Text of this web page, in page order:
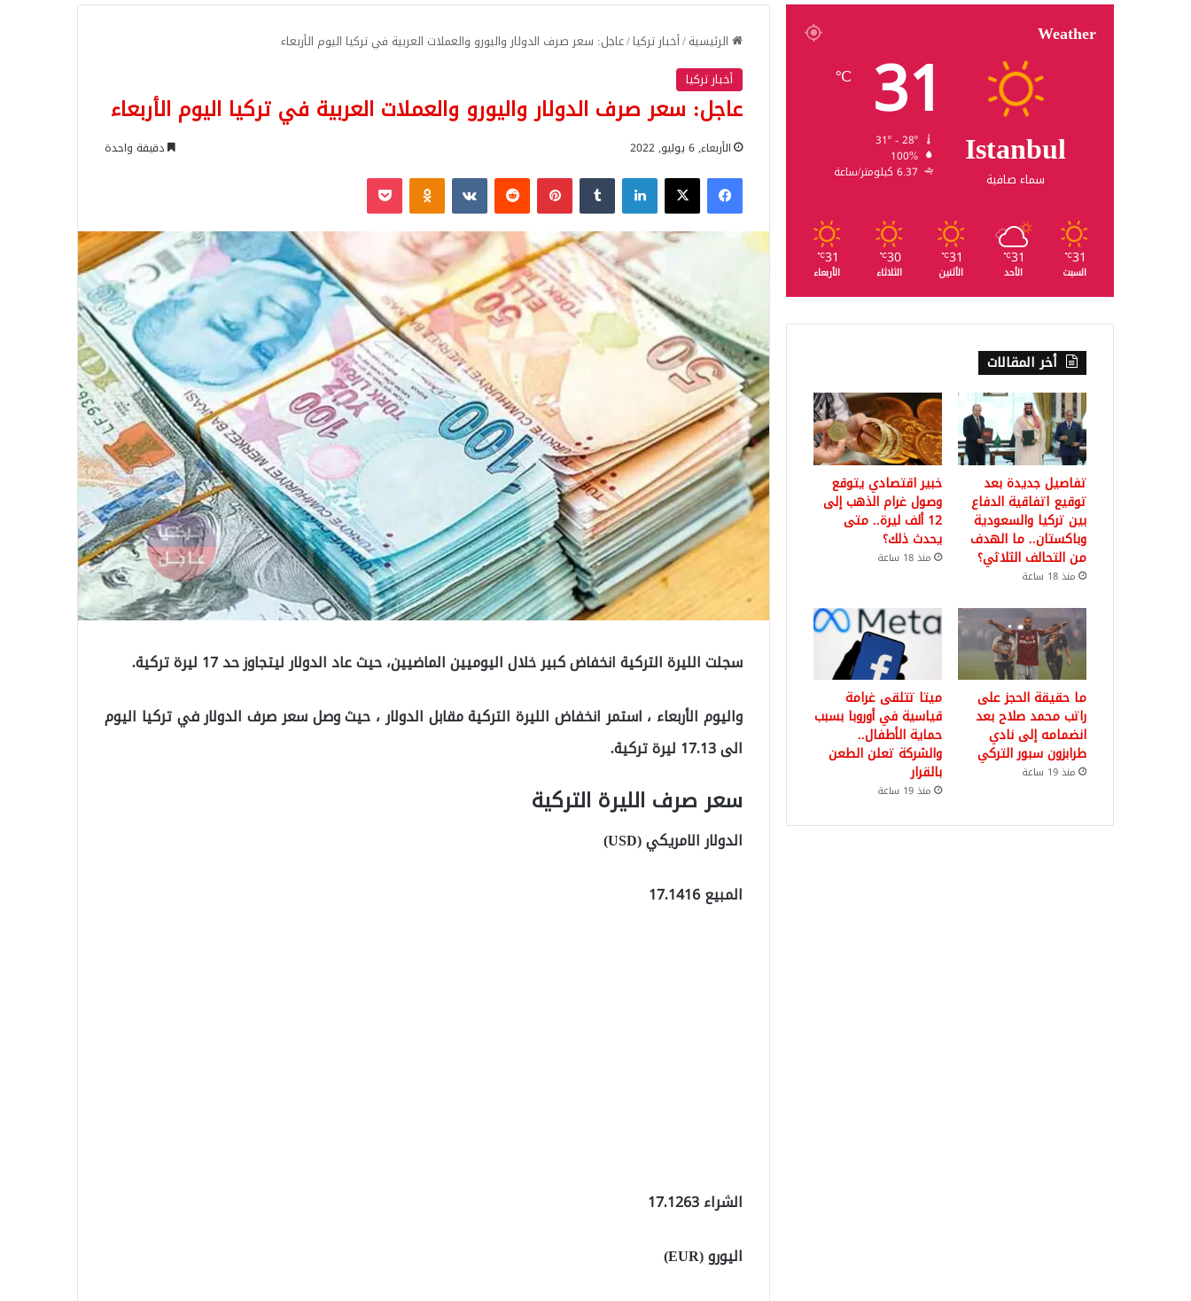
الرئيسية/أخبار تركيا/عاجل: سعر صرف الدولار واليورو والعملات العربية في تركيا اليوم الأربعاء
أخبار تركيا
عاجل: سعر صرف الدولار واليورو والعملات العربية في تركيا اليوم الأربعاء
الأربعاء, 6 يوليو, 2022 دقيقة واحدة
فيسبوك‫X لينكدإن بينتيريست Odnoklassniki
‫Pocket
سجلت الليرة التركية انخفاض كبير خلال اليوميين الماضيين، حيث عاد الدولار ليتجاوز حد 17 ليرة تركية.
واليوم الأربعاء ، استمر انخفاض الليرة التركية مقابل الدولار ، حيث وصل سعر صرف الدولار في تركيا اليوم
الى 17.13 ليرة تركية.
سعر صرف الليرة التركية
الدولار الامريكي (USD)
المبيع 17.1416
الشراء 17.1263
اليورو (EUR)
Weather
Istanbul
سماء صافية
31
℃
100%
6.37 كيلومتر/ساعة
31
℃
السبت
31
℃
الأحد
31
℃
الأثنين
30
℃
الثلاثاء
31
℃
الأربعاء
أخر المقالات
تفاصيل جديدة بعد
توقيع اتفاقية الدفاع
بين تركيا والسعودية
وباكستان.. ما الهدف
من التحالف الثلاثي؟
منذ 18 ساعة
خبير اقتصادي يتوقع
وصول غرام الذهب إلى
12 ألف ليرة.. متى
يحدث ذلك؟
منذ 18 ساعة
ما حقيقة الحجز على
راتب محمد صلاح بعد
انضمامه إلى نادي
طرابزون سبور التركي
منذ 19 ساعة
ميتا تتلقى غرامة
قياسية في أوروبا بسبب
حماية الأطفال..
والشركة تعلن الطعن
بالقرار
منذ 19 ساعة